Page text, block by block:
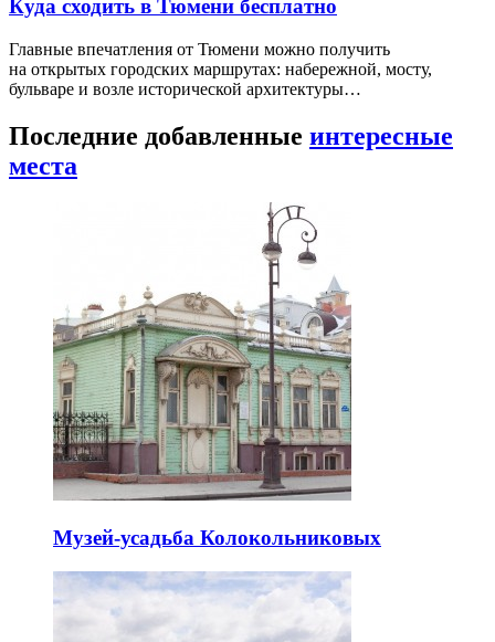
Куда сходить в Тюмени бесплатно
Главные впечатления от Тюмени можно получить
на открытых городских маршрутах: набережной, мосту,
бульваре и возле исторической архитектуры…
Последние добавленные интересные
места
Музей-усадьба Колокольниковых